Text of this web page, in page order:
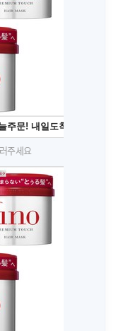
주세요